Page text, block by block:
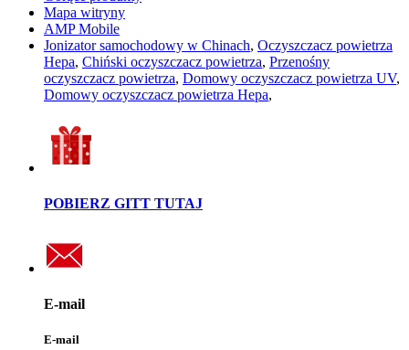
Mapa witryny
AMP Mobile
Jonizator samochodowy w Chinach, Oczyszczacz powietrza
Hepa, Chiński oczyszczacz powietrza, Przenośny
oczyszczacz powietrza, Domowy oczyszczacz powietrza UV,
Domowy oczyszczacz powietrza Hepa,
POBIERZ GITT TUTAJ
E-mail
E-mail